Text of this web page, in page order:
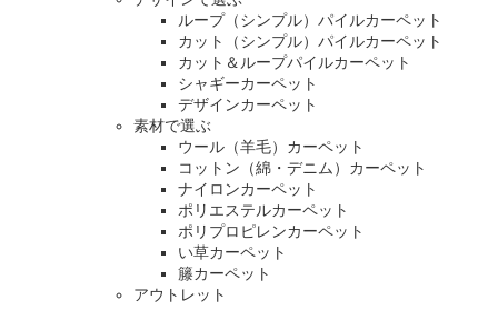
ループ（シンプル）パイルカーペット
カット（シンプル）パイルカーペット
カット＆ループパイルカーペット
シャギーカーペット
デザインカーペット
素材で選ぶ
ウール（羊毛）カーペット
コットン（綿・デニム）カーペット
ナイロンカーペット
ポリエステルカーペット
ポリプロピレンカーペット
い草カーペット
籐カーペット
アウトレット